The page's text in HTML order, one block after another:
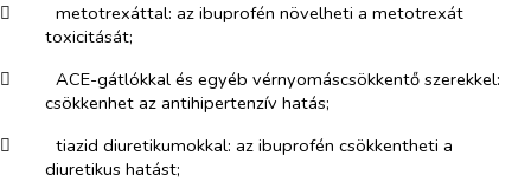
​
metotrexáttal: az ibuprofén növelheti a metotrexát
toxicitását;
​
ACE-gátlókkal és egyéb vérnyomáscsökkentő szerekkel:
csökkenhet az antihipertenzív hatás;
​
tiazid diuretikumokkal: az ibuprofén csökkentheti a
diuretikus hatást;